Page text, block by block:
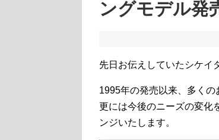
ングモデル発
先日お伝えしていたシケイ
1995年の発売以来、多くの
更には今後のニーズの変化
ンジいたします。